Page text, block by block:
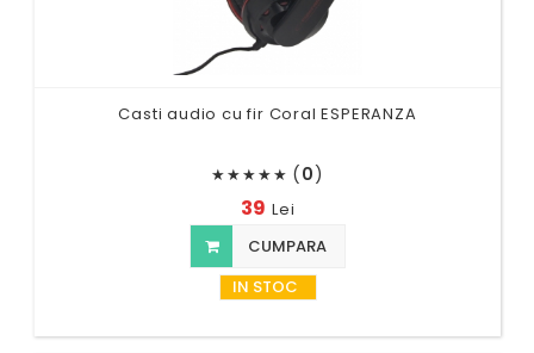
Casti audio cu fir Coral ESPERANZA
★★★★★ (0)
39 Lei
CUMPARA
IN STOC